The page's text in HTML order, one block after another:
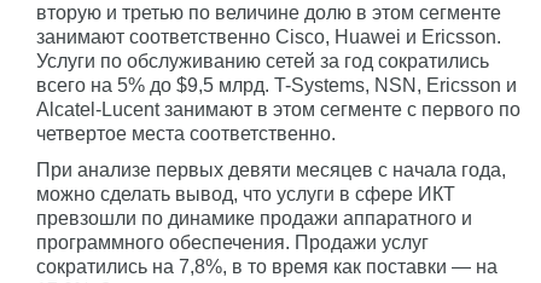
вторую и третью по величине долю в этом сегменте
занимают соответственно Cisco, Huawei и Ericsson.
Услуги по обслуживанию сетей за год сократились
всего на 5% до $9,5 млрд. T-Systems, NSN, Ericsson и
Alcatel-Lucent занимают в этом сегменте с первого по
четвертое места соответственно.
При анализе первых девяти месяцев с начала года,
можно сделать вывод, что услуги в сфере ИКТ
превзошли по динамике продажи аппаратного и
программного обеспечения. Продажи услуг
сократились на 7,8%, в то время как поставки — на